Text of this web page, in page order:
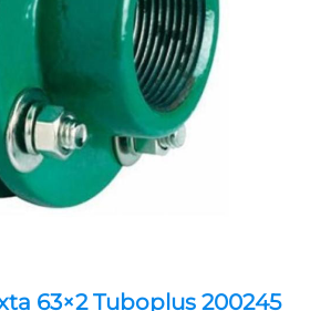
63×2 Tuboplus 200245